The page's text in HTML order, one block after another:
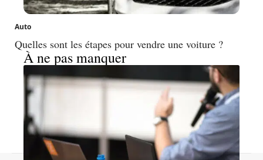
Auto
Quelles sont les étapes pour vendre une voiture ?
À ne pas manquer